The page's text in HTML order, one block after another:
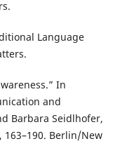
Language
In
and
Barbara Seidlhofer,
Berlin/New